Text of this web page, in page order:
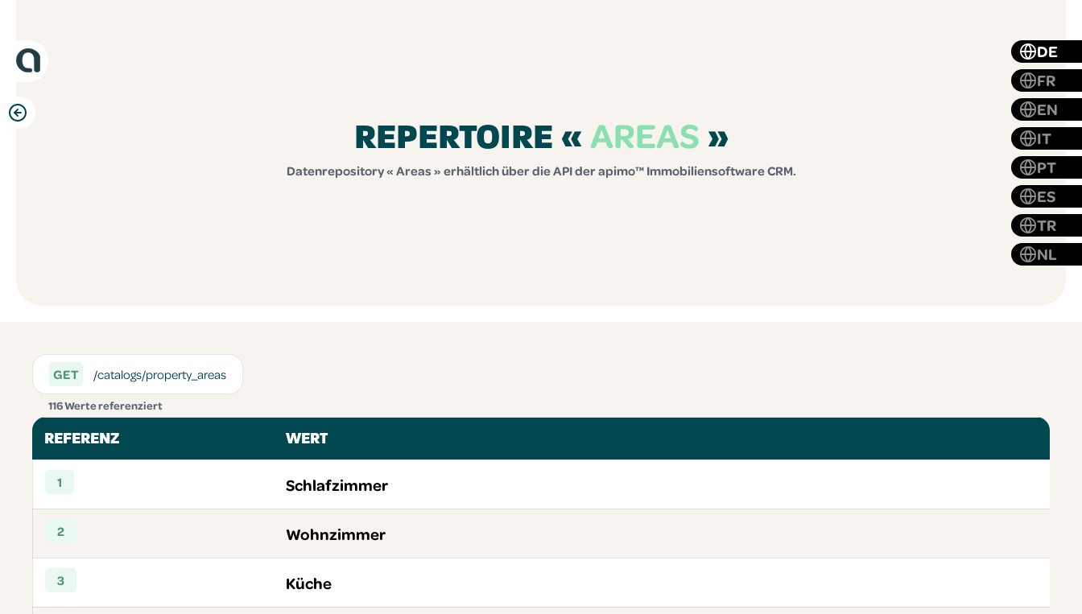
REPERTOIRE « AREAS »
Datenrepository « Areas » erhältlich über die API der apimo™ Immobiliensoftware CRM.
DE
FR
EN
IT
PT
ES
TR
NL
GET /catalogs/property_areas
116 Werte referenziert
REFERENZ WERT
1 Schlafzimmer
2 Wohnzimmer
3 Küche